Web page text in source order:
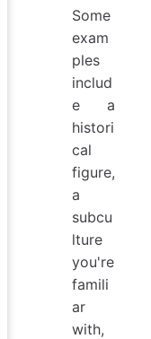
Some
exam
ples
includ
e a
histori
cal
figure,
a
subcu
lture
you're
famili
ar
with,